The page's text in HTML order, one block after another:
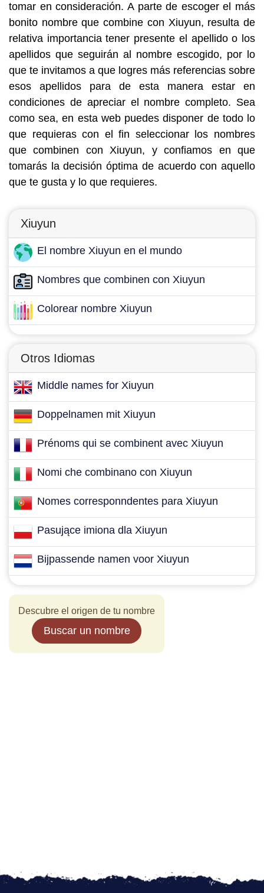
tomar en consideración. A parte de escoger el más
bonito nombre que combine con Xiuyun, resulta de
relativa importancia tener presente el apellido o los
apellidos que seguirán al nombre escogido, por lo
que te invitamos a que logres más referencias sobre
esos apellidos para de esta manera estar en
condiciones de apreciar el nombre completo. Sea
como sea, en esta web puedes disponer de todo lo
que requieras con el fin seleccionar los nombres
que combinen con Xiuyun, y confiamos en que
tomarás la decisión óptima de acuerdo con aquello
que te gusta y lo que requieres.
Xiuyun
El nombre Xiuyun en el mundo
Nombres que combinen con Xiuyun
Colorear nombre Xiuyun
Otros Idiomas
Middle names for Xiuyun
Doppelnamen mit Xiuyun
Prénoms qui se combinent avec Xiuyun
Nomi che combinano con Xiuyun
Nomes corresponndentes para Xiuyun
Pasujące imiona dla Xiuyun
Bijpassende namen voor Xiuyun
Descubre el origen de tu nombre
Buscar un nombre